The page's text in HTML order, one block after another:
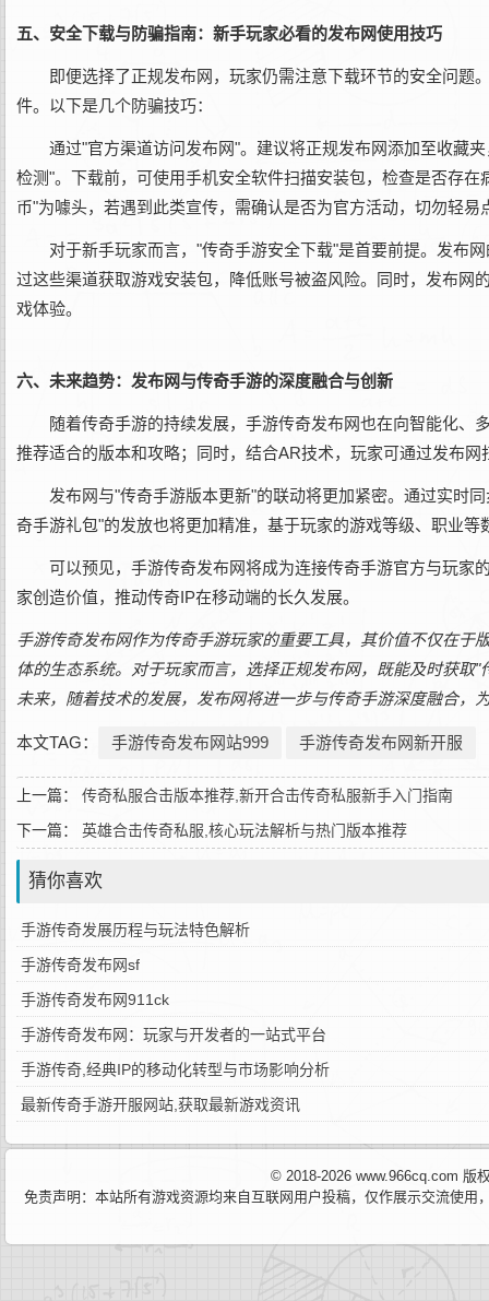
五、安全下载与防骗指南：新手玩家必看的发布网使用技巧
即便选择了正规发布网，玩家仍需注意下载环节的安全问题
件。以下是几个防骗技巧：
通过"官方渠道访问发布网"。建议将正规发布网添加至收藏
检测"。下载前，可使用手机安全软件扫描安装包，检查是否存
币"为噱头，若遇到此类宣传，需确认是否为官方活动，切勿轻易
对于新手玩家而言，"传奇手游安全下载"是首要前提。发布
过这些渠道获取游戏安装包，降低账号被盗风险。同时，发布网
戏体验。
六、未来趋势：发布网与传奇手游的深度融合与创新
随着传奇手游的持续发展，手游传奇发布网也在向智能化、
推荐适合的版本和攻略；同时，结合AR技术，玩家可通过发布
发布网与"传奇手游版本更新"的联动将更加紧密。通过实时
奇手游礼包"的发放也将更加精准，基于玩家的游戏等级、职业
可以预见，手游传奇发布网将成为连接传奇手游官方与玩家
家创造价值，推动传奇IP在移动端的长久发展。
手游传奇发布网作为传奇手游玩家的重要工具，其价值不仅在
体的生态系统。对于玩家而言，选择正规发布网，既能及时获
未来，随着技术的发展，发布网将进一步与传奇手游深度融合
本文TAG： 手游传奇发布网站999 手游传奇发布网新开服
上一篇： 传奇私服合击版本推荐,新开合击传奇私服新手入门指南
下一篇： 英雄合击传奇私服,核心玩法解析与热门版本推荐
猜你喜欢
手游传奇发展历程与玩法特色解析
手游传奇发布网sf
手游传奇发布网911ck
手游传奇发布网：玩家与开发者的一站式平台
手游传奇,经典IP的移动化转型与市场影响分析
最新传奇手游开服网站,获取最新游戏资讯
© 2018-2026 www.966cq.com 版
免责声明：本站所有游戏资源均来自互联网用户投稿，仅作展示交流使